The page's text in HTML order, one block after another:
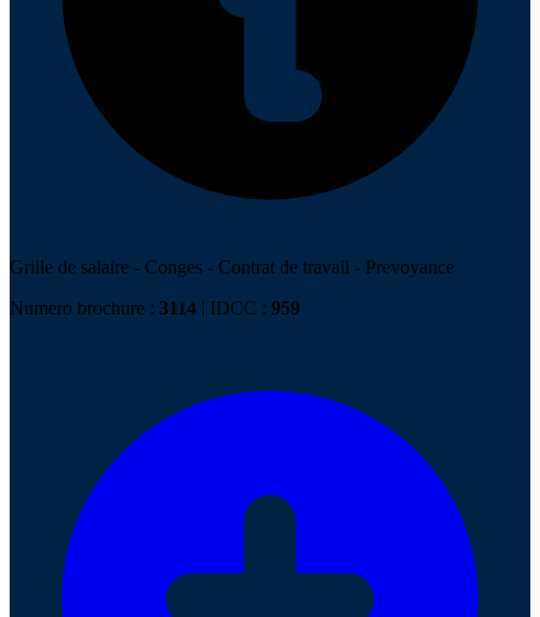
Grille de salaire - Conges - Contrat de travail - Prevoyance
Numero brochure : 3114 | IDCC : 959